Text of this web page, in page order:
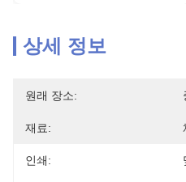
상세 정보
원래 장소:
재료:
인쇄: